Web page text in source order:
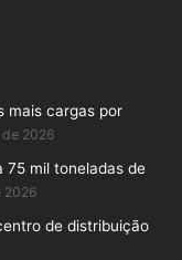
mais cargas por
2026
75 mil toneladas de
2026
de distribuição